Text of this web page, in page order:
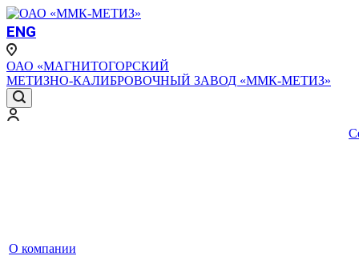
ENG
ОАО «МАГНИТОГОРСКИЙ
МЕТИЗНО-КАЛИБРОВОЧНЫЙ ЗАВОД «ММК-МЕТИЗ»
О компании